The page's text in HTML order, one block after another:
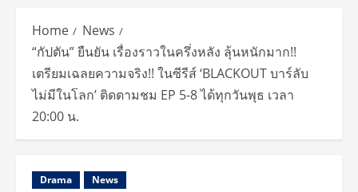
Home
News
“กัปตัน” ยืนยัน เรื่องราวในครึ่งหลัง ลุ้นหนักมาก!!
เตรียมเฉลยความจริง!! ในซีรีส์ ‘BLACKOUT บาร์ลับ
ไม่มีในโลก’ ติดตามชม EP 5-8 ได้ทุกวันพุธ เวลา
20:00 น.
Drama News